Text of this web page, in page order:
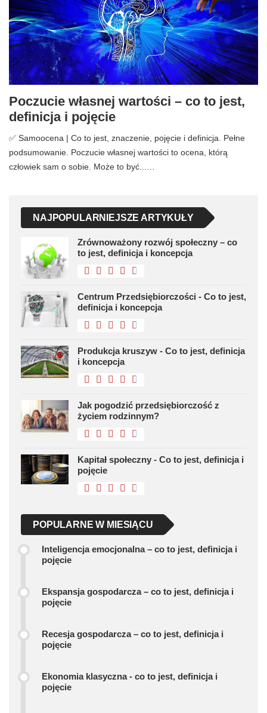
Poczucie własnej wartości – co to jest,
definicja i pojęcie
✅ Samoocena | Co to jest, znaczenie, pojęcie i definicja. Pełne
podsumowanie. Poczucie własnej wartości to ocena, którą
człowiek sam o sobie. Może to być...…
NAJPOPULARNIEJSZE ARTYKUŁY
Zrównoważony rozwój społeczny – co
to jest, definicja i koncepcja
Centrum Przedsiębiorczości - Co to jest,
definicja i koncepcja
Produkcja kruszyw - Co to jest, definicja
i koncepcja
Jak pogodzić przedsiębiorczość z
życiem rodzinnym?
Kapitał społeczny - Co to jest, definicja i
pojęcie
POPULARNE W MIESIĄCU
Inteligencja emocjonalna – co to jest, definicja i
pojęcie
Ekspansja gospodarcza – co to jest, definicja i
pojęcie
Recesja gospodarcza – co to jest, definicja i
pojęcie
Ekonomia klasyczna - co to jest, definicja i
pojęcie